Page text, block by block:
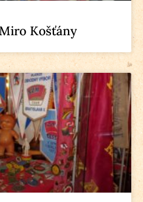
Košťány